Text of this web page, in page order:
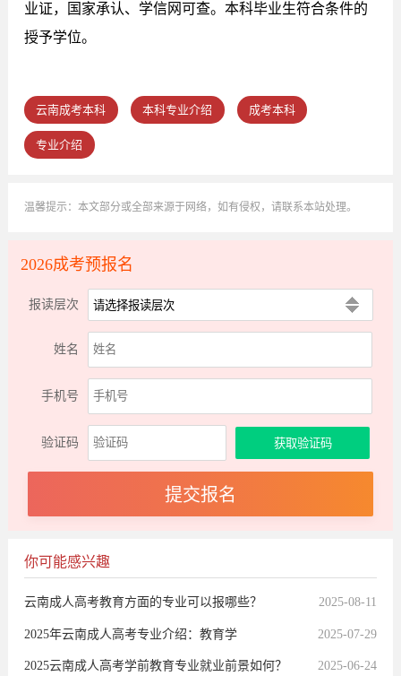
业证，国家承认、学信网可查。本科毕业生符合条件的
授予学位。
云南成考本科 本科专业介绍 成考本科
专业介绍
温馨提示：本文部分或全部来源于网络，如有侵权，请联系本站处理。
2026成考预报名
报读层次
姓名
手机号
验证码
你可能感兴趣
云南成人高考教育方面的专业可以报哪些？ 2025-08-11
2025年云南成人高考专业介绍：教育学 2025-07-29
​​2025云南成人高考学前教育专业就业前景如何？​​ 2025-06-24